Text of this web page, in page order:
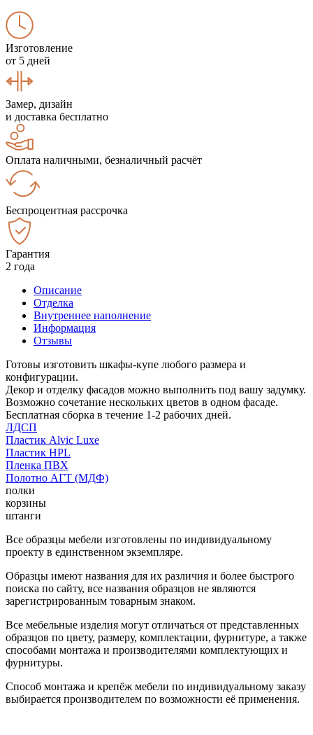
Изготовление
от 5 дней
Замер, дизайн
и доставка бесплатно
Оплата наличными, безналичный расчёт
Беспроцентная рассрочка
Гарантия
2 года
Описание
Отделка
Внутреннее наполнение
Информация
Отзывы
Готовы изготовить шкафы-купе любого размера и
конфигурации.
Декор и отделку фасадов можно выполнить под вашу задумку.
Возможно сочетание нескольких цветов в одном фасаде.
Бесплатная сборка в течение 1-2 рабочих дней.
ЛДСП
Пластик Alvic Luxe
Пластик HPL
Пленка ПВХ
Полотно АГТ (МДФ)
полки
корзины
штанги
Все образцы мебели изготовлены по индивидуальному
проекту в единственном экземпляре.
Образцы имеют названия для их различия и более быстрого
поиска по сайту, все названия образцов не являются
зарегистрированным товарным знаком.
Все мебельные изделия могут отличаться от представленных
образцов по цвету, размеру, комплектации, фурнитуре, а также
способами монтажа и производителями комплектующих и
фурнитуры.
Способ монтажа и крепёж мебели по индивидуальному заказу
выбирается производителем по возможности её применения.